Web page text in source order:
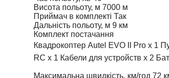
Висота польоту, м 7000 м
Приймач в комплекті Так
Дальність польоту, м 9 км
Комплект постачання
Квадрокоптер Autel EVO II Pro x 1
RC x 1 Кабели для устройств x 2
Максимальна швидкість, км/год 72